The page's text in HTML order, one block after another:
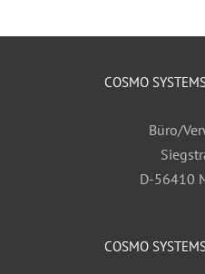
COSMO
Büro/
D-56410
COSMO